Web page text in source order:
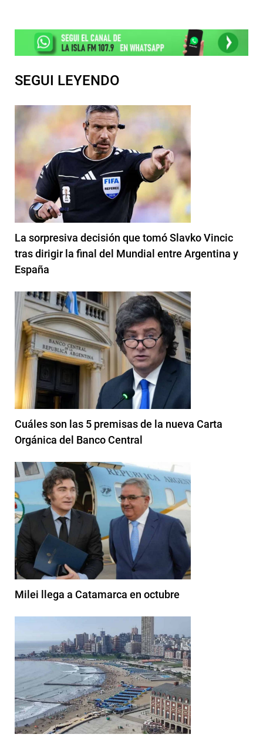
SEGUI LEYENDO
La sorpresiva decisión que tomó Slavko Vincic
tras dirigir la final del Mundial entre Argentina y
España
Cuáles son las 5 premisas de la nueva Carta
Orgánica del Banco Central
Milei llega a Catamarca en octubre